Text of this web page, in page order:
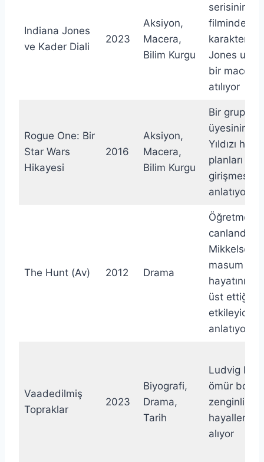
Indiana Jones
ve Kader Diali
2023
Aksiyon,
Macera,
Bilim Kurgu
serisinin
filminde,
karakter
Jones
bir
atılıyor
Rogue One: Bir
Star Wars
Hikayesi
2016
Aksiyon,
Macera,
Bilim Kurgu
Bir grup
üyesinin
Yıldızı
planları
girişmesini
anlatıyor
The Hunt (Av) 2012 Drama
Öğretmeni
masum bir
hayatını
üst ettiğini
etkileyici
anlatıyor
Vaadedilmiş
Topraklar
2023
Biyografi,
Drama,
Tarih
Ludvig
ömür boyu
zenginlik
hayallerini
alıyor